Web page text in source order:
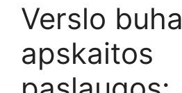
Verslo
apskaitos